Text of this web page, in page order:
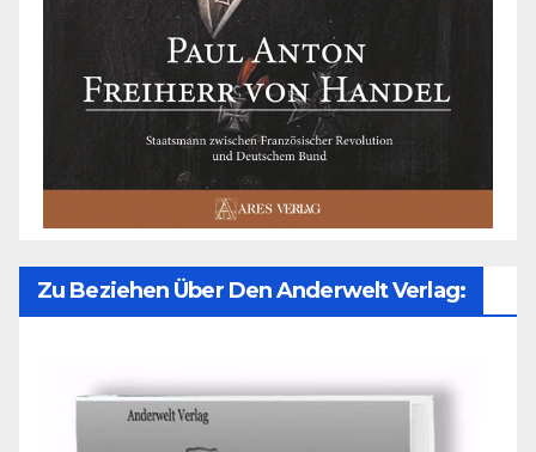
Zu Beziehen Über Den Anderwelt Verlag: